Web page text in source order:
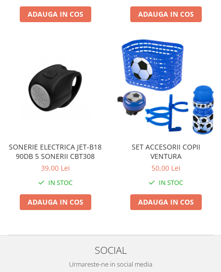
ADAUGA IN COS ADAUGA IN COS
SONERIE ELECTRICA JET-B18
90DB 5 SONERII CBT308
39,00 Lei
IN STOC
ADAUGA IN COS
SET ACCESORII COPII
VENTURA
50,00 Lei
IN STOC
ADAUGA IN COS
SOCIAL
Urmareste-ne in social media